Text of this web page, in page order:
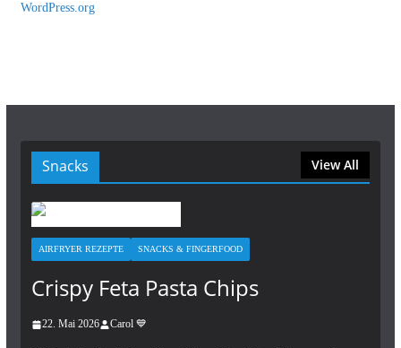
WordPress.org
Snacks View All
AIRFRYER REZEPTE SNACKS & FINGERFOOD
Crispy Feta Pasta Chips
22. Mai 2026 Carol 💙